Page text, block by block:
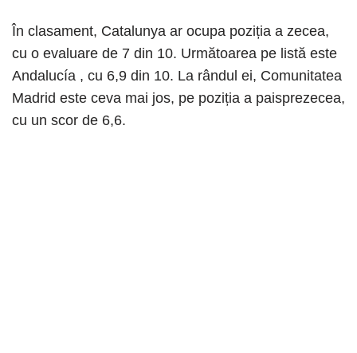
În clasament, Catalunya ar ocupa poziția a zecea,
cu o evaluare de 7 din 10. Următoarea pe listă este
Andalucía , cu 6,9 din 10. La rândul ei, Comunitatea
Madrid este ceva mai jos, pe poziția a paisprezecea,
cu un scor de 6,6.